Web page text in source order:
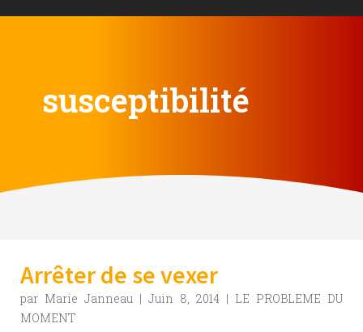
susceptibilité
Arrêter de se vexer
par Marie Janneau | Juin 8, 2014 | LE PROBLEME DU
MOMENT